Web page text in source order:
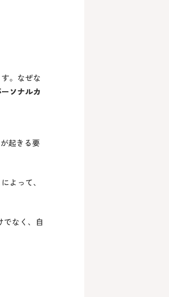
。なぜな
ソナルカ
起きる要
よって、
でなく、自